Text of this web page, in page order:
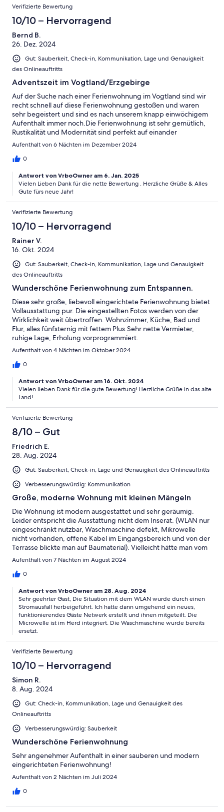
wieder zum Dreiseithof fahren.Ein herzliches Glückauf ins
Erzgebirge
Verifizierte Bewertung
10/10 – Hervorragend
Bernd B.
26. Dez. 2024
Gut: Sauberkeit, Check-in, Kommunikation, Lage und Genauigkeit
des Onlineauftritts
Adventszeit im Vogtland/Erzgebirge
Auf der Suche nach einer Ferienwohnung im Vogtland sind wir
recht schnell auf diese Ferienwohnung gestoßen und waren
sehr begeistert und sind es nach unserem knapp einwöchigem
Aufenthalt immer noch.Die Ferienwohnung ist sehr gemütlich,
Rustikalität und Modernität sind perfekt auf einander
abgestimmt. Alles ist sehr sauber.Die Abstimmung mit Herrn
Schlüsselübergabe. Die Ferienwohnung im Ort Steinberg ist
Metzger, Supermarkt) sind fußläufig erreichbar.Wir haben uns
sehr wohl gefühlt.
Aufenthalt von 6 Nächten im Dezember 2024
0
Antwort von VrboOwner am 6. Jan. 2025
Vielen Lieben Dank für die nette Bewertung . Herzliche Grüße & Alles
Gute fürs neue Jahr!
Verifizierte Bewertung
10/10 – Hervorragend
Rainer V.
16. Okt. 2024
Gut: Sauberkeit, Check-in, Kommunikation, Lage und Genauigkeit
des Onlineauftritts
Wunderschöne Ferienwohnung zum Entspannen.
Diese sehr große, liebevoll eingerichtete Ferienwohnung bietet
Vollausstattung pur. Die eingestellten Fotos werden von der
Wirklichkeit weit übertroffen. Wohnzimmer, Küche, Bad und
Flur, alles fünfsternig mit fettem Plus.Sehr nette Vermieter,
ruhige Lage, Erholung vorprogrammiert.
Aufenthalt von 4 Nächten im Oktober 2024
0
Antwort von VrboOwner am 16. Okt. 2024
Vielen lieben Dank für die gute Bewertung! Herzliche Grüße in das alte
Land!
Verifizierte Bewertung
8/10 – Gut
Friedrich E.
28. Aug. 2024
Gut: Sauberkeit, Check-in, Lage und Genauigkeit des Onlineauftritts
Verbesserungswürdig: Kommunikation
Große, moderne Wohnung mit kleinen Mängeln
Die Wohnung ist modern ausgestattet und sehr geräumig.
Leider entspricht die Ausstattung nicht dem Inserat. (WLAN nur
eingeschränkt nutzbar, Waschmaschine defekt, Mikrowelle
nicht vorhanden, offene Kabel im Eingangsbereich und von der
Terrasse blickte man auf Baumaterial). Vielleicht hätte man vom
Angebot, sich zu melden, häufiger gebrauch machen sollen.
Parkplatz war direkt am Haus vorhanden und eine
Einstellmöglichkeit für Fahrräder bestand. Direkt hinter dem
Vermieter waren freundlich und erreichbar.
Aufenthalt von 7 Nächten im August 2024
0
Antwort von VrboOwner am 28. Aug. 2024
Sehr geehrter Gast, Die Situation mit dem WLAN wurde durch einen
Stromausfall herbeigeführt. Ich hatte dann umgehend ein neues,
funktionierendes Gäste Netwerk erstellt und ihnen mitgeteilt. Die
Microwelle ist im Herd integriert. Die Waschmaschine wurde bereits
ersetzt.
Verifizierte Bewertung
10/10 – Hervorragend
Simon R.
8. Aug. 2024
Gut: Check-in, Kommunikation, Lage und Genauigkeit des
Onlineauftritts
Verbesserungswürdig: Sauberkeit
Wunderschöne Ferienwohnung
Sehr angenehmer Aufenthalt in einer sauberen und modern
eingerichteten Ferienwohnung!
Aufenthalt von 2 Nächten im Juli 2024
0